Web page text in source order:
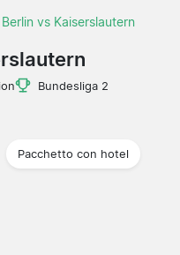
vs Kaiserslautern
Bundesliga 2
Pacchetto con hotel